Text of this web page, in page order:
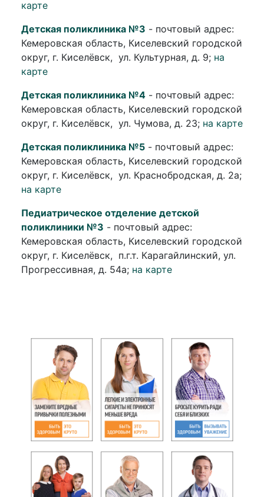
карте
Детская поликлиника №3 - почтовый адрес:
Кемеровская область, Киселевский городской
округ, г. Киселёвск, ул. Культурная, д. 9; на
карте
Детская поликлиника №4 - почтовый адрес:
Кемеровская область, Киселевский городской
округ, г. Киселёвск, ул. Чумова, д. 23; на карте
Детская поликлиника №5 - почтовый адрес:
Кемеровская область, Киселевский городской
округ, г. Киселёвск, ул. Краснобродская, д. 2а;
на карте
Педиатрическое отделение детской
поликлиники №3 - почтовый адрес:
Кемеровская область, Киселевский городской
округ, г. Киселёвск, п.г.т. Карагайлинский, ул.
Прогрессивная, д. 54а; на карте